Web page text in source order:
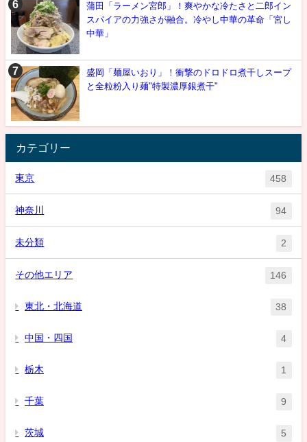
蒲田「ラーメン宮郎」！爽やかな冷たさと二郎イン
スパイアの力強さが融合。冷やし中華の革命「宮し
中華」
盛岡「麺屋いおり」！衝撃のドロドロ煮干しスープ
と全粒粉入り麺"特製濃厚銀煮干"
カテゴリー
東京 458
神奈川 94
未分類 2
その他エリア 146
東北・北海道 38
中国・四国 4
栃木 1
千葉 9
茨城 5